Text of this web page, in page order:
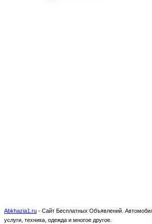
Abkhazia1.ru - Сайт Бесплатных Объявлений.
услуги, техника, одежда и многое другое.